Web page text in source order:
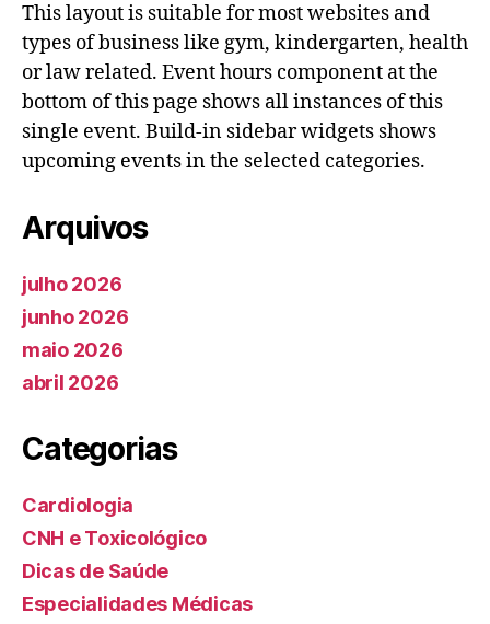
This layout is suitable for most websites and
types of business like gym, kindergarten, health
or law related. Event hours component at the
bottom of this page shows all instances of this
single event. Build-in sidebar widgets shows
upcoming events in the selected categories.
Arquivos
julho 2026
junho 2026
maio 2026
abril 2026
Categorias
Cardiologia
CNH e Toxicológico
Dicas de Saúde
Especialidades Médicas